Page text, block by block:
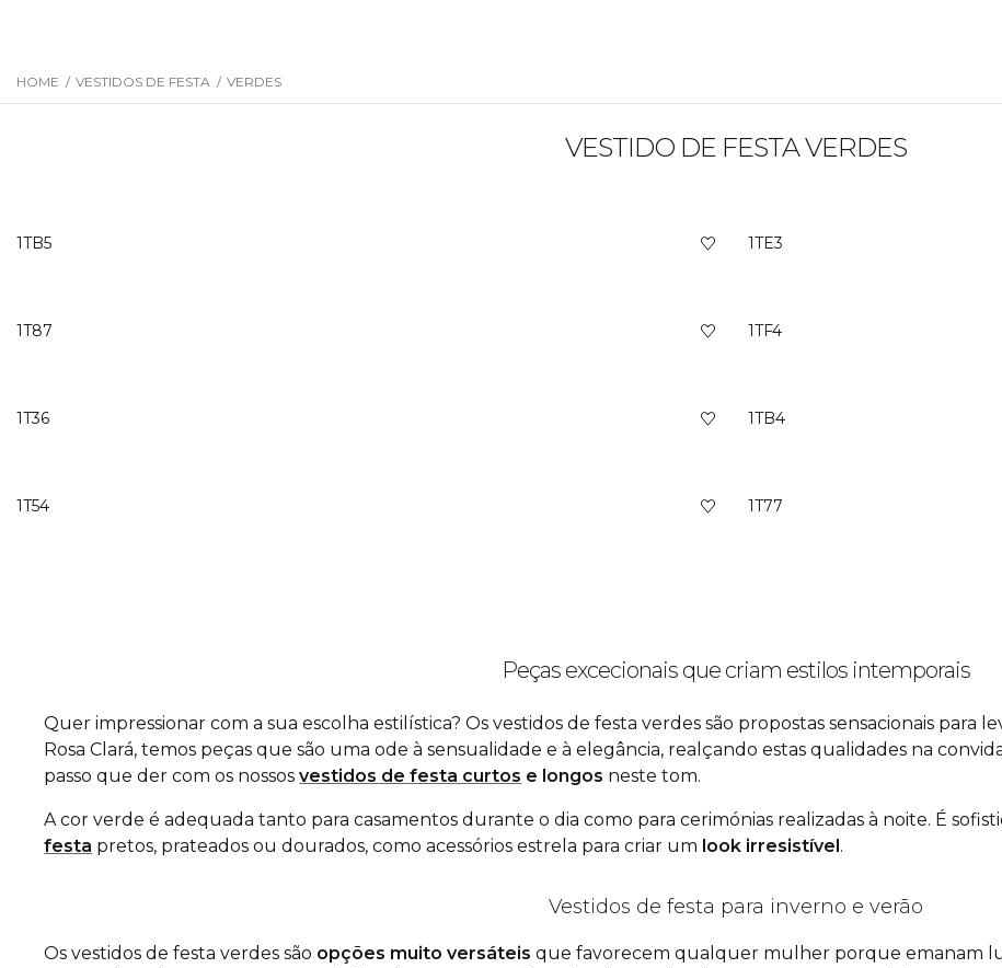
HOME / VESTIDOS DE FESTA / VERDES
VESTIDO DE FESTA VERDES
1TB5 1TE3
1T87 1TF4
1T36 1TB4
1T54 1T77
Peças excecionais que criam estilos intemporais
Quer impressionar com a sua escolha estilística? Os vestidos de festa verdes são propostas sensacionais para
Rosa Clará, temos peças que são uma ode à sensualidade e à elegância, realçando estas qualidades na
passo que der com os nossosvestidos de festa curtos e longos neste tom.
A cor verde é adequada tanto para casamentos durante o dia como para cerimónias realizadas à noite. É
festa pretos, prateados ou dourados, como acessórios estrela para criar um look irresistível.
Vestidos de festa para inverno e verão
Os vestidos de festa verdes são opções muito versáteis que favorecem qualquer mulher porque emanam